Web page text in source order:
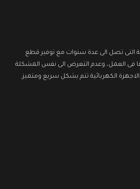
التى تصل الى عدة سنوات مع توفير قطع
فى العمل، وعدم التعرض الى نفس المشكلة
الكهربائية تتم بشكل سريع ومتميز.